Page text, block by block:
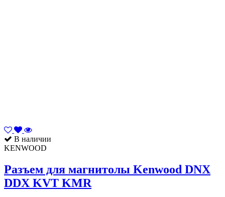
В наличии
KENWOOD
Разъем для магнитолы Kenwood DNX
DDX KVT KMR